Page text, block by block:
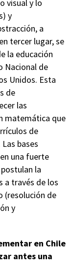
visual y lo
y
a
tercer lugar, se
la educación
Nacional de
Unidos. Esta
de
las
matemática que
de
bases
una fuerte
la
a través de los
(resolución de
y
en Chile
antes una